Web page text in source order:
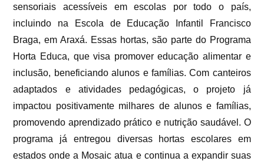
sensoriais acessíveis em escolas por todo o país,
incluindo na Escola de Educação Infantil Francisco
Braga, em Araxá. Essas hortas, são parte do Programa
Horta Educa, que visa promover educação alimentar e
inclusão, beneficiando alunos e famílias. Com canteiros
adaptados e atividades pedagógicas, o projeto já
impactou positivamente milhares de alunos e famílias,
promovendo aprendizado prático e nutrição saudável. O
programa já entregou diversas hortas escolares em
estados onde a Mosaic atua e continua a expandir suas